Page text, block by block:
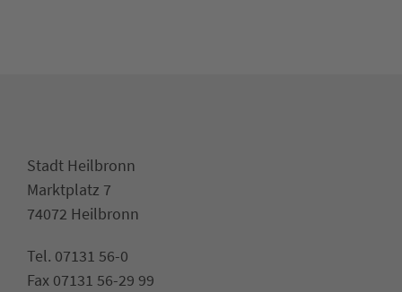
Stadt Heilbronn
Marktplatz 7
74072 Heilbronn
Tel. 07131 56-0
Fax 07131 56-29 99